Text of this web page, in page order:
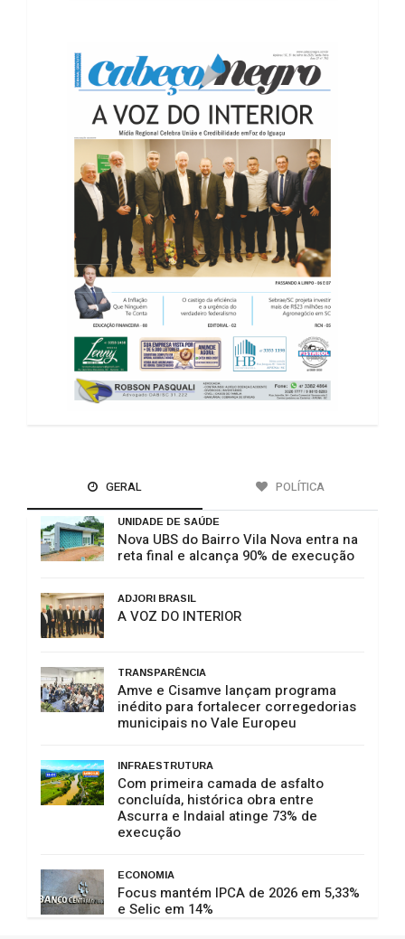
GERAL POLÍTICA
UNIDADE DE SAÚDE
Nova UBS do Bairro Vila Nova entra na
reta final e alcança 90% de execução
ADJORI BRASIL
A VOZ DO INTERIOR
TRANSPARÊNCIA
Amve e Cisamve lançam programa
inédito para fortalecer corregedorias
municipais no Vale Europeu
INFRAESTRUTURA
Com primeira camada de asfalto
concluída, histórica obra entre
Ascurra e Indaial atinge 73% de
execução
ECONOMIA
Focus mantém IPCA de 2026 em 5,33%
e Selic em 14%